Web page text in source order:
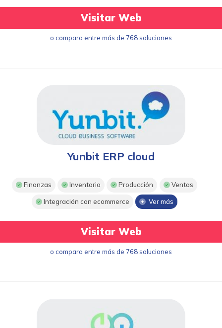
Visitar Web
o compara entre más de 768 soluciones
Yunbit ERP cloud
Finanzas Inventario Producción Ventas
Integración con ecommerce Ver más
Visitar Web
o compara entre más de 768 soluciones